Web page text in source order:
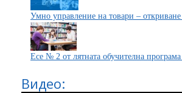
Умно управление на товари –
Есе № 2 от лятната обучителна
Видео: